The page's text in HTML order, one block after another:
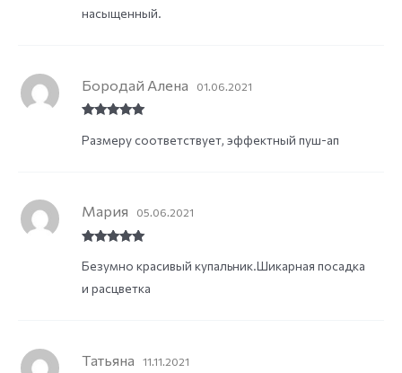
насыщенный.
of 5
Бородай Алена 01.06.2021
Размеру соответствует, эффектный пуш-ап
of 5
Мария 05.06.2021
Безумно красивый купальник.Шикарная посадка
и расцветка
Татьяна 11.11.2021